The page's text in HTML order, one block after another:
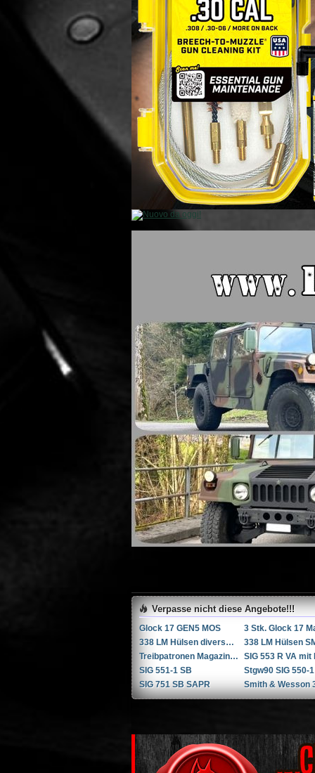
Verpasse nicht diese Angebote!!!
Glock 17 GEN5 MOS
338 LM Hülsen diverse Hersteller
Treibpatronen Magazin STGW 57
SIG 551-1 SB
Stgw90 SIG 550-1
SIG 751 SB SAPR